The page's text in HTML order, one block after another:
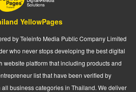
YellowPages
by Teleinfo Media Public Company Limited
who never stops developing the best digital
website platform that including products and
list that have been verified by
business categories in Thailand. We deliver